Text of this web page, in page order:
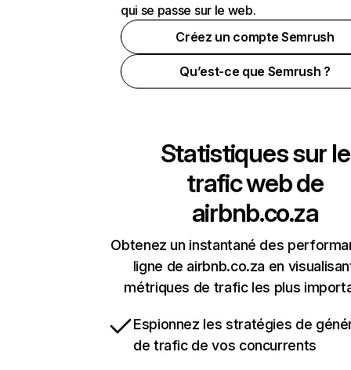
qui se passe sur le web.
Créez un compte Semrush
Qu’est-ce que Semrush ?
Statistiques sur le
trafic web de
airbnb.co.za
Obtenez un instantané des
ligne de airbnb.co.za en
métriques de trafic les plus
Espionnez les stratégies de
de trafic de vos concurrents